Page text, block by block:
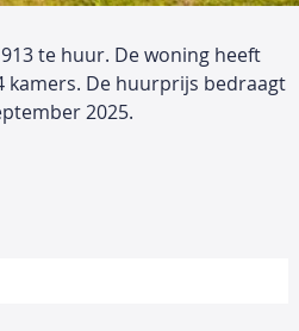
te huur. De woning heeft
kamers. De huurprijs bedraagt
2025.